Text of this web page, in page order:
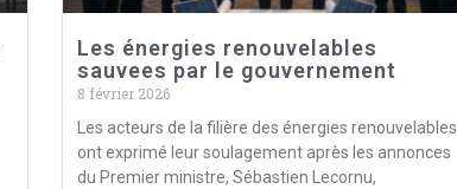
Les énergies renouvelables
sauvees par le gouvernement
8 février 2026
Les acteurs de la filière des énergies renouvelables
ont exprimé leur soulagement après les annonces
du Premier ministre, Sébastien Lecornu,